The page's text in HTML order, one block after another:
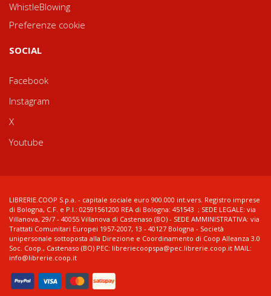
WhistleBlowing
Preferenze cookie
SOCIAL
Facebook
Instagram
X
Youtube
LIBRERIE.COOP S.p.a. - capitale sociale euro 900.000 int.vers. Registro imprese
di Bologna, C.F. e P.I.: 02591561200 REA di Bologna: 451543 ; SEDE LEGALE: via
Villanova, 29/7 - 40055 Villanova di Castenaso (BO) - SEDE AMMINISTRATIVA: via
Trattati Comunitari Europei 1957-2007, 13 - 40127 Bologna - Società
unipersonale sottoposta alla Direzione e Coordinamento di Coop Alleanza 3.0
Soc. Coop., Castenaso (BO) PEC: libreriecoopspa@pec.librerie.coop.it MAIL:
info@librerie.coop.it